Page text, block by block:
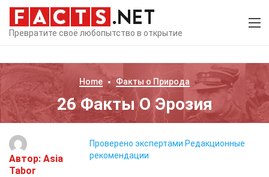
Превратите своё любопытство в открытие
Home Факты о Природа
26 Факты О Эрозия
Автор: Asia
Tabor
Проверено экспертами Редакционные
рекомендации